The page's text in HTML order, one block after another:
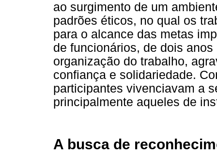
ao surgimento de um
padrões éticos, no qual os
para o alcance das metas
de funcionários, de dois
organização do trabalho,
confiança e solidariedade.
participantes vivenciavam a
principalmente aqueles de
A busca de